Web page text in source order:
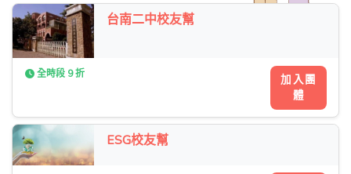
台南二中校友幫
全時段 9 折
加入團
體
ESG校友幫